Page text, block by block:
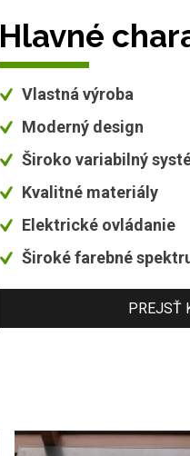
Hlavné
Vlastná výroba
Moderný design
Široko variabilný
Kvalitné materiály
Elektrické ovládanie
Široké farebné
PREJSŤ